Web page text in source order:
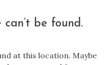
be found.
at this location. Maybe